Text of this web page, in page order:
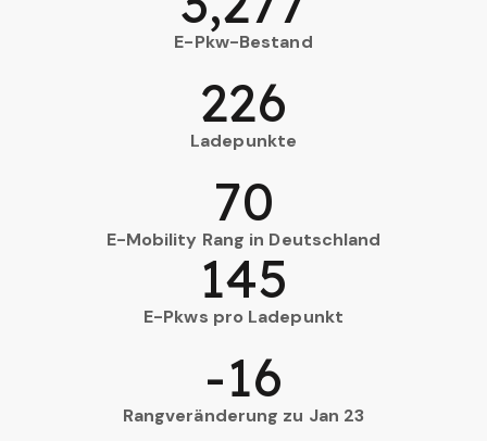
E-Pkw-Bestand
Ladepunkte
226
E-Mobility Rang in Deutschland
70
E-Pkws pro Ladepunkt
145
Rangveränderung zu Jan 23
-16